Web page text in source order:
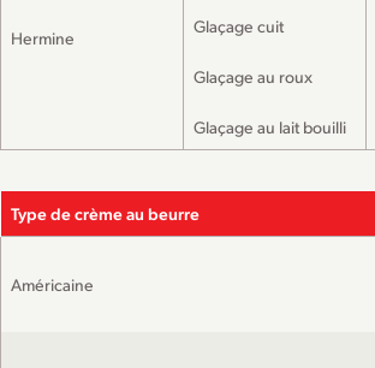
Hermine
Glaçage cuit
Glaçage au roux
Glaçage au lait bouilli
Type de crème au beurre
Américaine